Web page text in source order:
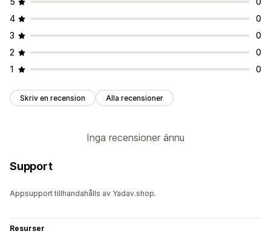
4
0
3
0
2
0
1
0
Skriv en recension Alla recensioner
Inga recensioner ännu
Support
Appsupport tillhandahålls av Yadav.shop.
Resurser